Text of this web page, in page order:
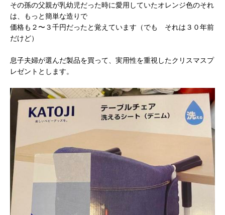
その孫の父親が乳幼児だった時に愛用していたオレンジ色のそれ
は、もっと簡単な造りで
価格も２〜３千円だったと覚えています（でも それは３０年前
だけど）
息子夫婦が選んだ製品を買って、実用性を重視したクリスマスプ
レゼントとします。